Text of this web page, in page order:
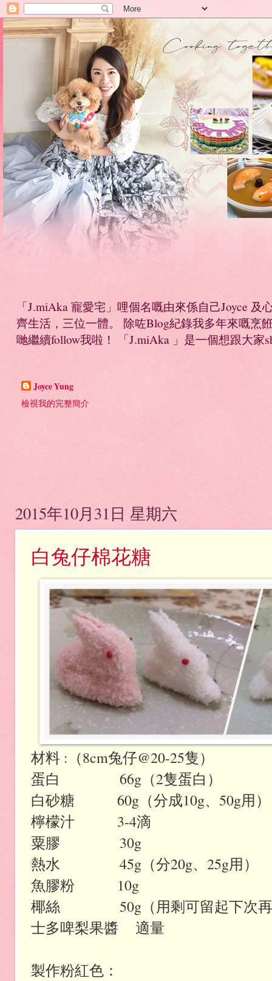
「J.miAka 寵愛宅」哩個名嘅由來係自己Joyce
齊生活，三位一體。 除咗Blog紀錄我多年來嘅烹
哋繼續follow我啦！ 「J.miAka 」是一個想跟大家
Joyce Yung
檢視我的完整簡介
2015年10月31日 星期六
白兔仔棉花糖
材料 :（8cm兔仔@20-25隻）
蛋白 66g（2隻蛋白）
白砂糖 60g（分成10g、50g用）
檸檬汁 3-4滴
粟膠 30g
熱水 45g（分20g、25g用）
魚膠粉 10g
椰絲 50g（用剩可留起下次再
士多啤梨果醬 適量
製作粉紅色：